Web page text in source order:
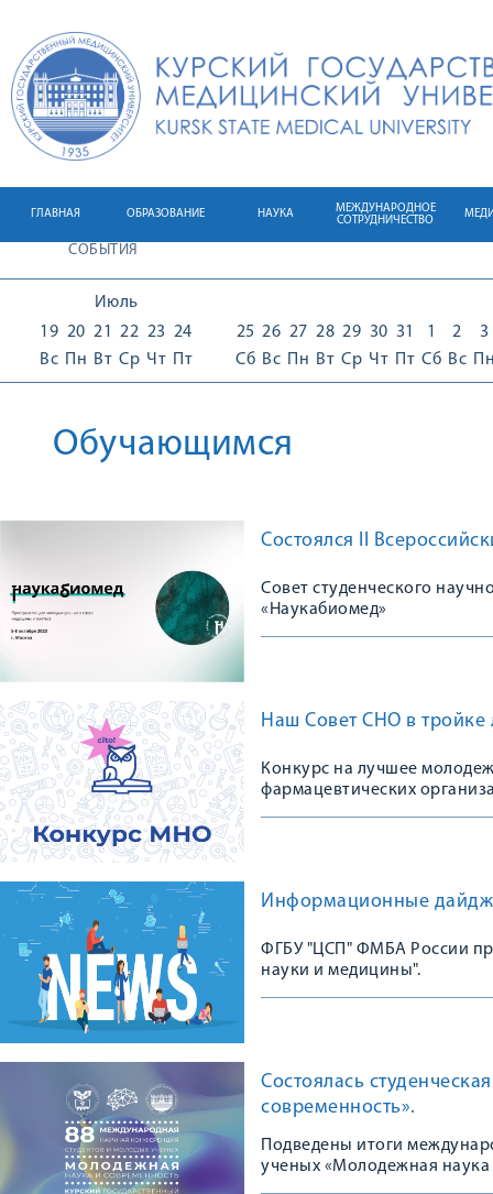
ГЛАВНАЯ ОБРАЗОВАНИЕ НАУКА
МЕЖДУНАРОДНОЕ
СОТРУДНИЧЕСТВО
СОБЫТИЯ
Июль
19
Вс
20
Пн
21
Вт
22
Ср
23
Чт
24
Пт
25
Сб
26
Вс
27
Пн
28
Вт
29
Ср
30
Чт
31
Пт
1
Сб
2
Вс
3
Обучающимся
Состоялся II
Совет студенческого
«Наукабиомед»
Наш Совет СНО в тройке
Конкурс на лучшее
фармацевтических
Информационные
ФГБУ "ЦСП" ФМБА России
науки и медицины".
Состоялась
современность».
Подведены итоги
ученых «Молодежная наука